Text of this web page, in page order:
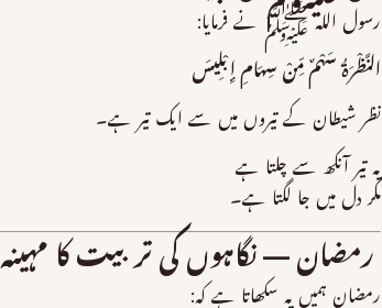
رسول اللہ ﷺ نے فرمایا:
النَّظْرَةُ سَهْمٌ مِّنْ سِهَامِ إِبْلِيسَ
نظر شیطان کے تیروں میں سے ایک تیر ہے۔
یہ تیر آنکھ سے چلتا ہے
مگر دل میں جا لگتا ہے۔
رمضان — نگاہوں کی تربیت کا مہینہ
رمضان ہمیں یہ سکھاتا ہے کہ: